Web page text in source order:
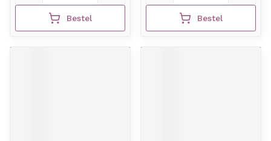
Bestel Bestel